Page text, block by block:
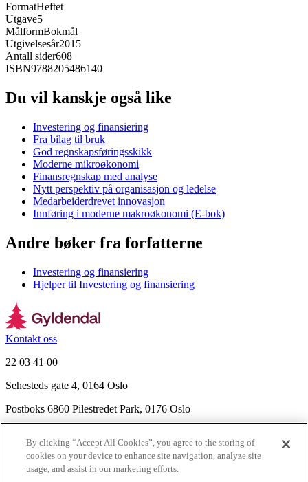
FormatHeftet
Utgave5
MålformBokmål
Utgivelsesår2015
Antall sider608
ISBN9788205486140
Du vil kanskje også like
Investering og finansiering
Fra bilag til bruk
God regnskapsføringsskikk
Moderne mikroøkonomi
Finansregnskap med analyse
Nytt perspektiv på organisasjon og ledelse
Medarbeiderdrevet innovasjon
Innføring i moderne makroøkonomi (E-bok)
Andre bøker fra forfatterne
Investering og finansiering
Hjelper til Investering og finansiering
Kontakt oss
22 03 41 00
Sehesteds gate 4, 0164 Oslo
Postboks 6860 Pilestredet Park, 0176 Oslo
Nyhetsbrev
Ledige stillinger
By clicking “Accept All Cookies”, you agree to the storing of
cookies on your device to enhance site navigation, analyze site
usage, and assist in our marketing efforts.